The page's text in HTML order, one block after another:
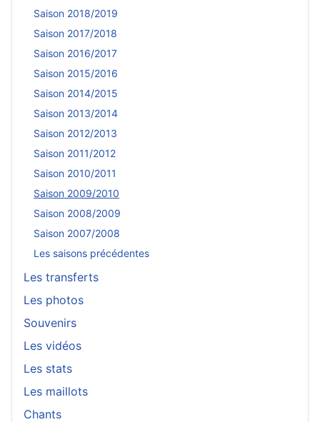
Saison 2018/2019
Saison 2017/2018
Saison 2016/2017
Saison 2015/2016
Saison 2014/2015
Saison 2013/2014
Saison 2012/2013
Saison 2011/2012
Saison 2010/2011
Saison 2009/2010
Saison 2008/2009
Saison 2007/2008
Les saisons précédentes
Les transferts
Les photos
Souvenirs
Les vidéos
Les stats
Les maillots
Chants